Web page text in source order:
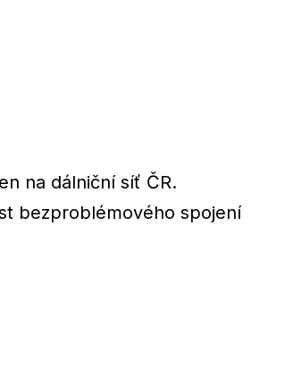
na dálniční síť ČR.
bezproblémového spojení